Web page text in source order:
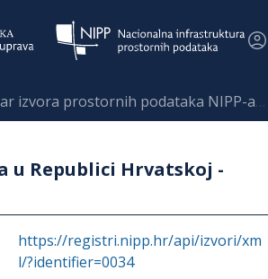
izvora prostornih podataka NIPP-a
u Republici Hrvatskoj -
https://registri.nipp.hr/api/izvori/xm
l/?identifier=0034